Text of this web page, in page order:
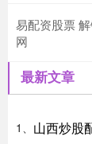
易配资股票
网
最新文章
1、 山西炒股